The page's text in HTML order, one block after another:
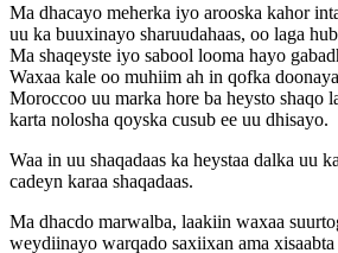
Ma dhacayo meherka iyo arooska kahor
uu ka buuxinayo sharuudahaas, oo laga
Ma shaqeyste iyo sabool looma hayo
Waxaa kale oo muhiim ah in qofka
Moroccoo uu marka hore ba heysto shaqo
karta nolosha qoyska cusub ee uu dhisayo.
Waa in uu shaqadaas ka heystaa dalka uu
cadeyn karaa shaqadaas.
Ma dhacdo marwalba, laakiin waxaa
weydiinayo warqado saxiixan ama